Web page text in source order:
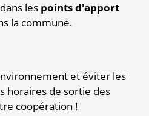
les points d'apport
la commune.
et éviter les
horaires de sortie des
coopération !